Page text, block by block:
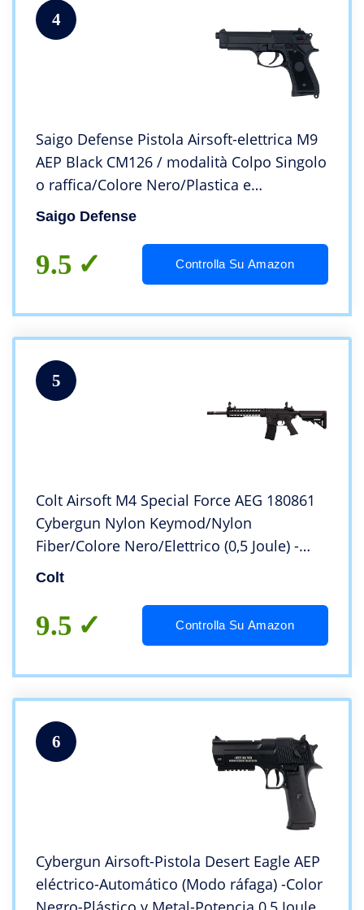
4
Saigo Defense Pistola Airsoft-elettrica M9
AEP Black CM126 / modalità Colpo Singolo
o raffica/Colore Nero/Plastica e
Metallo/Potenza 0,5 Joule
Saigo Defense
9.5 Controlla Su Amazon
5
Colt Airsoft M4 Special Force AEG 180861
Cybergun Nylon Keymod/Nylon
Fiber/Colore Nero/Elettrico (0,5 Joule) -
Semi/Full Automatic
Colt
9.5 Controlla Su Amazon
6
Cybergun Airsoft-Pistola Desert Eagle AEP
eléctrico-Automático (Modo ráfaga) -Color